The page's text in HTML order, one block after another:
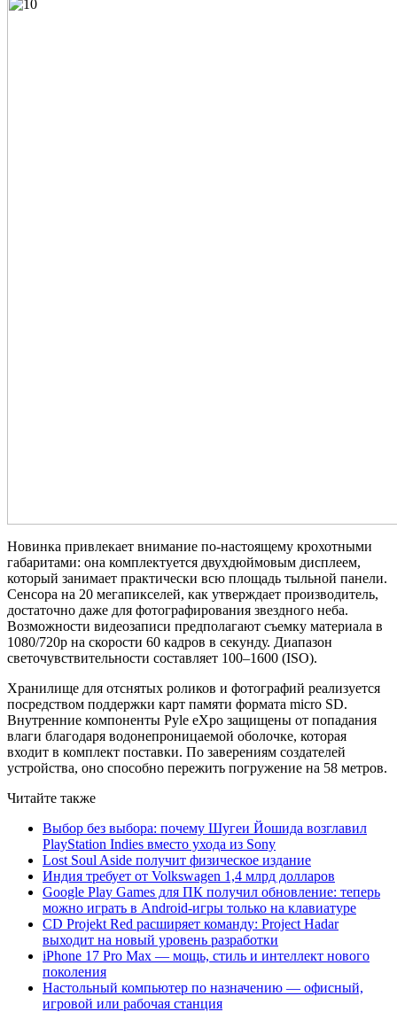
Новинка привлекает внимание по-настоящему крохотными
габаритами: она комплектуется двухдюймовым дисплеем,
который занимает практически всю площадь тыльной панели.
Сенсора на 20 мегапикселей, как утверждает производитель,
достаточно даже для фотографирования звездного неба.
Возможности видеозаписи предполагают съемку материала в
1080/720p на скорости 60 кадров в секунду. Диапазон
светочувствительности составляет 100–1600 (ISO).
Хранилище для отснятых роликов и фотографий реализуется
посредством поддержки карт памяти формата micro SD.
Внутренние компоненты Pyle eXpo защищены от попадания
влаги благодаря водонепроницаемой оболочке, которая
входит в комплект поставки. По заверениям создателей
устройства, оно способно пережить погружение на 58 метров.
Читайте также
Выбор без выбора: почему Шугеи Йошида возглавил
PlayStation Indies вместо ухода из Sony
Lost Soul Aside получит физическое издание
Индия требует от Volkswagen 1,4 млрд долларов
Google Play Games для ПК получил обновление: теперь
можно играть в Android-игры только на клавиатуре
CD Projekt Red расширяет команду: Project Hadar
выходит на новый уровень разработки
iPhone 17 Pro Max — мощь, стиль и интеллект нового
поколения
Настольный компьютер по назначению — офисный,
игровой или рабочая станция